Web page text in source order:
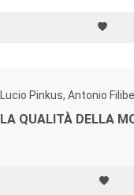
Lucio Pinkus, Antonio
LA QUALITÀ DELLA